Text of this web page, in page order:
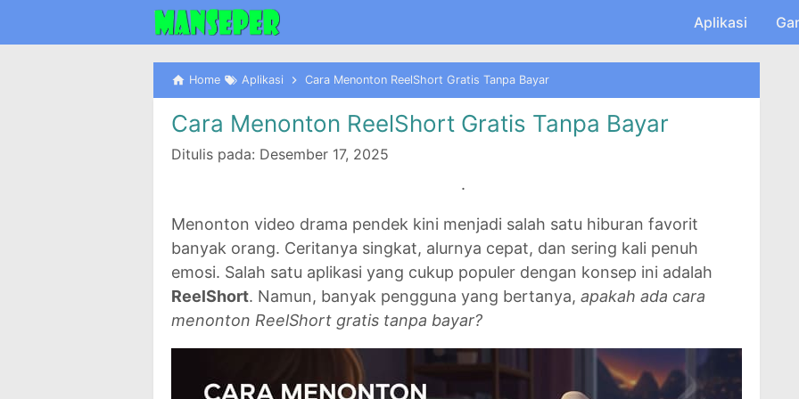
Aplikasi
Home Aplikasi Cara Menonton ReelShort Gratis Tanpa Bayar
Cara Menonton ReelShort Gratis Tanpa Bayar
Ditulis pada: Desember 17, 2025
.
Menonton video drama pendek kini menjadi salah satu hiburan favorit
banyak orang. Ceritanya singkat, alurnya cepat, dan sering kali penuh
emosi. Salah satu aplikasi yang cukup populer dengan konsep ini adalah
ReelShort. Namun, banyak pengguna yang bertanya, apakah ada cara
menonton ReelShort gratis tanpa bayar?